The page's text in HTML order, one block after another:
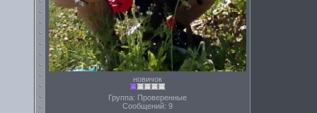
новичок
Группа: Проверенные
Сообщений: 9